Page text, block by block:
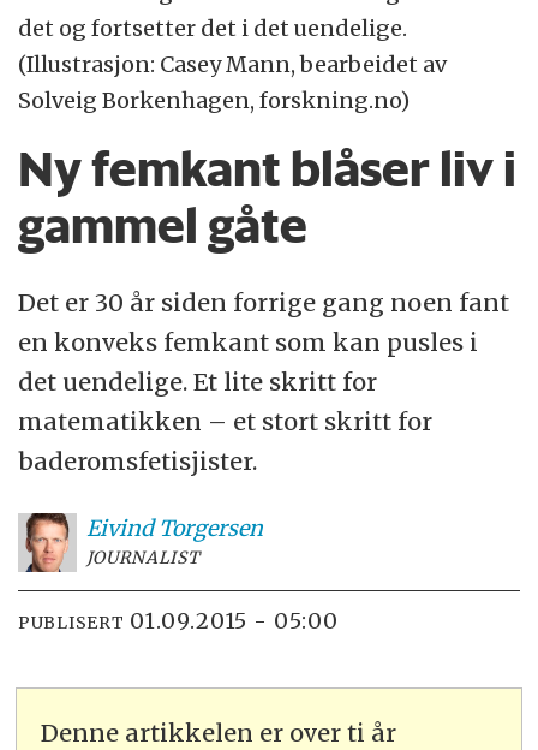
det og fortsetter det i det uendelige.
(Illustrasjon: Casey Mann, bearbeidet av
Solveig Borkenhagen, forskning.no)
Ny femkant blåser liv i
gammel gåte
Det er 30 år siden forrige gang noen fant
en konveks femkant som kan pusles i
det uendelige. Et lite skritt for
matematikken – et stort skritt for
baderomsfetisjister.
Eivind Torgersen
JOURNALIST
PUBLISERT 01.09.2015 - 05:00
Denne artikkelen er over ti år